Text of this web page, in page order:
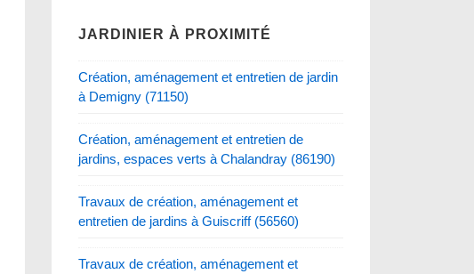
JARDINIER À PROXIMITÉ
Création, aménagement et entretien de jardin
à Demigny (71150)
Création, aménagement et entretien de
jardins, espaces verts à Chalandray (86190)
Travaux de création, aménagement et
entretien de jardins à Guiscriff (56560)
Travaux de création, aménagement et